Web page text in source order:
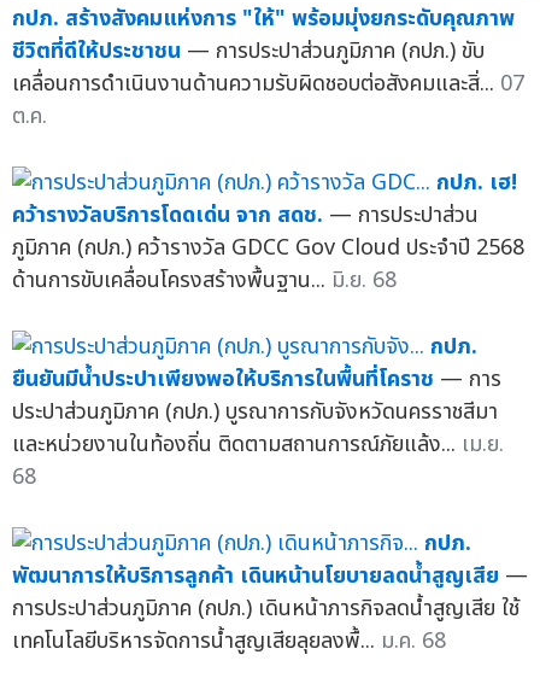
กปภ. สร้างสังคมแห่งการ "ให้" พร้อมมุ่งยกระดับคุณภาพ
ชีวิตที่ดีให้ประชาชน — การประปาส่วนภูมิภาค (กปภ.) ขับ
เคลื่อนการดำเนินงานด้านความรับผิดชอบต่อสังคมและสิ่... 07
ต.ค.
กปภ. เฮ!
คว้ารางวัลบริการโดดเด่น จาก สดช. — การประปาส่วน
ภูมิภาค (กปภ.) คว้ารางวัล GDCC Gov Cloud ประจำปี 2568
ด้านการขับเคลื่อนโครงสร้างพื้นฐาน... มิ.ย. 68
กปภ.
ยืนยันมีน้ำประปาเพียงพอให้บริการในพื้นที่โคราช — การ
ประปาส่วนภูมิภาค (กปภ.) บูรณาการกับจังหวัดนครราชสีมา
และหน่วยงานในท้องถิ่น ติดตามสถานการณ์ภัยแล้ง... เม.ย.
68
กปภ.
พัฒนาการให้บริการลูกค้า เดินหน้านโยบายลดน้ำสูญเสีย —
การประปาส่วนภูมิภาค (กปภ.) เดินหน้าภารกิจลดน้ำสูญเสีย ใช้
เทคโนโลยีบริหารจัดการน้ำสูญเสียลุยลงพื้... ม.ค. 68